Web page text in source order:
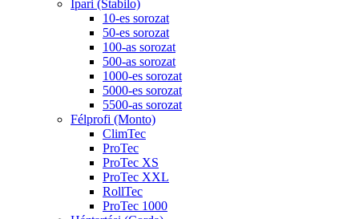
Ipari (Stabilo)
10-es sorozat
50-es sorozat
100-as sorozat
500-as sorozat
1000-es sorozat
5000-es sorozat
5500-as sorozat
Félprofi (Monto)
ClimTec
ProTec
ProTec XS
ProTec XXL
RollTec
ProTec 1000